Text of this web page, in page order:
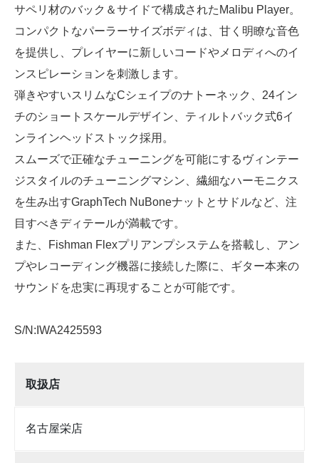
サペリ材のバック＆サイドで構成されたMalibu Player。
コンパクトなパーラーサイズボディは、甘く明瞭な音色
を提供し、プレイヤーに新しいコードやメロディへのイ
ンスピレーションを刺激します。
弾きやすいスリムなCシェイプのナトーネック、24イン
チのショートスケールデザイン、ティルトバック式6イ
ンラインヘッドストック採用。
スムーズで正確なチューニングを可能にするヴィンテー
ジスタイルのチューニングマシン、繊細なハーモニクス
を生み出すGraphTech NuBoneナットとサドルなど、注
目すべきディテールが満載です。
また、Fishman Flexプリアンプシステムを搭載し、アン
プやレコーディング機器に接続した際に、ギター本来の
サウンドを忠実に再現することが可能です。
S/N:IWA2425593
取扱店
名古屋栄店